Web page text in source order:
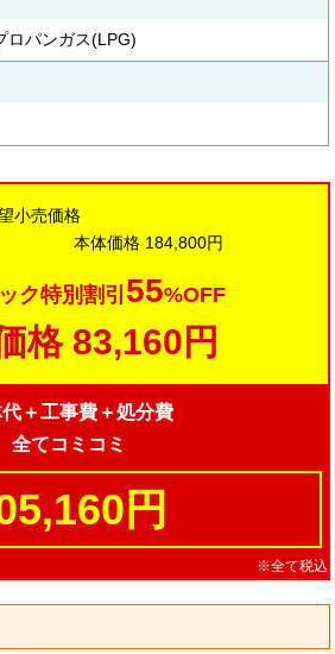
ロパンガス(LPG)
小売価格
本体価格 184,800円
ク特別割引 55%OFF
格 83,160円
＋工事費＋処分費
全てコミコミ
円
※全て税込